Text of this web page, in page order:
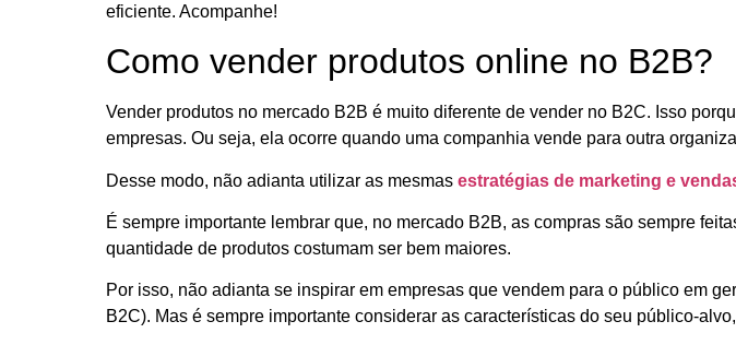
eficiente. Acompanhe!
Como vender produtos online no B2B?
Vender produtos no mercado B2B é muito diferente de vender no B2C. Isso
empresas. Ou seja, ela ocorre quando uma companhia vende para outra
Desse modo, não adianta utilizar as mesmas estratégias de marketing e
É sempre importante lembrar que, no mercado B2B, as compras são sempre
quantidade de produtos costumam ser bem maiores.
Por isso, não adianta se inspirar em empresas que vendem para o público em
B2C). Mas é sempre importante considerar as características do seu público-